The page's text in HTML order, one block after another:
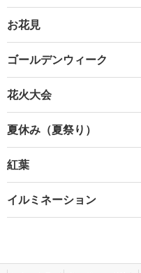
お花見
ゴールデンウィーク
花火大会
夏休み（夏祭り）
紅葉
イルミネーション